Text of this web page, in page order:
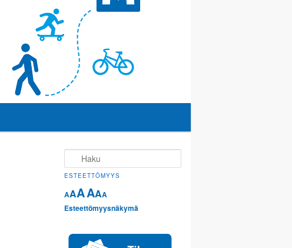
ESTEETTÖMYYS
AAAAAA
Esteettömyysnäkymä